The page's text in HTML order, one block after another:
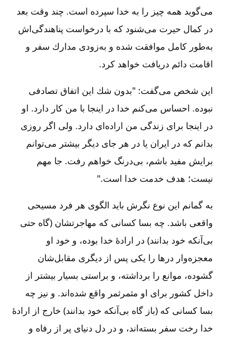
می‌گوید همه چیز را به خدا سپرده است. چند وقت بعد
در كمال حیرت می‌شنود كه با درخواست پناهندگی‌اش
به‌طور كامل موافقت شده و به‌زودی مدارك سفر و
اقامت دائم دریافت خواهد كرد.
این شخص می‌گفت: "بدون شك این اتفاق تصادفی
نبوده. احساس می‌كنم خدا در اینجا با من كار دارد. او
در اینجا برای زندگی من اراده‌ای دارد. ولی اگر روزی
بدانم كه در ایران یا در هر جای دیگر بیشتر می‌توانم
برایش مفید باشم، بی‌درنگ خواهم رفت. جا مهم
نیست؛ هدف خدمت خدا است."
به گمانم این نوع نگرش باید الگوی هر فرد مسیحی
واقعی باشد. چه بسا كسانی كه مهاجرتشان (گاه حتی
بی‌آنكه خود بدانند) در ارادۀ خدا بوده، و خود او
معجزه‌وار درها را یكی پس از دیگری مقابل‌شان
گشوده، موانع را برداشته، و براستی بسیار بیشتر از
داخل كشور برای او مثمرثمر واقع شده‌اند. و نیز چه
بسا كسانی كه (باز گاه بی‌آنكه خود بدانند) خارج از ارادۀ
خدا رخت سفر بسته‌اند، و در دل دنیای پر از رفاه و